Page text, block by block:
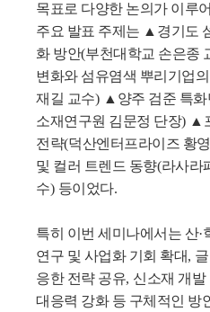
목표로 다양한 논의가 이루
주요 발표 주제는 ▲ 경기도
화 방안(부천대학교 손은종
변화와 섬유염색 뿌리기업
재길 교수) ▲ 양주 검준 특
소재연구원 김문정 단장) ▲
전략(덕산엔터프라이즈 황
및 컬러 트렌드 동향(라사라
수) 등이었다.
특히 이번 세미나에서는 산·
연구 및 사업화 기회 확대,
응한 전략 공유, 신소재 개발
대응력 강화 등 구체적인 방